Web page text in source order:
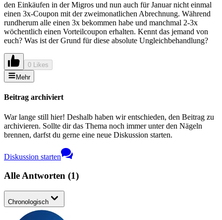
den Einkäufen in der Migros und nun auch für Januar nicht einmal
einen 3x-Coupon mit der zweimonatlichen Abrechnung. Während
rundherum alle einen 3x bekommen habe und manchmal 2-3x
wöchentlich einen Vorteilcoupon erhalten. Kennt das jemand von
euch? Was ist der Grund für diese absolute Ungleichbehandlung?
0 Likes
Mehr
Beitrag archiviert
War lange still hier! Deshalb haben wir entschieden, den Beitrag zu
archivieren. Sollte dir das Thema noch immer unter den Nägeln
brennen, darfst du gerne eine neue Diskussion starten.
Diskussion starten
Alle Antworten (1)
Chronologisch